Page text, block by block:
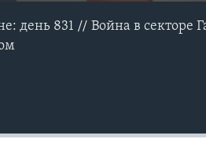
день 831 // Война в